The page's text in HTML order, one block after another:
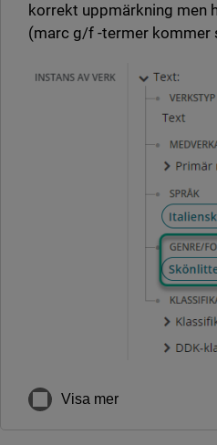
korrekt uppmärkning men
(marc g/f -termer kommer
Visa mer